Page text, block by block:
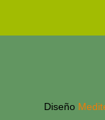
Diseño